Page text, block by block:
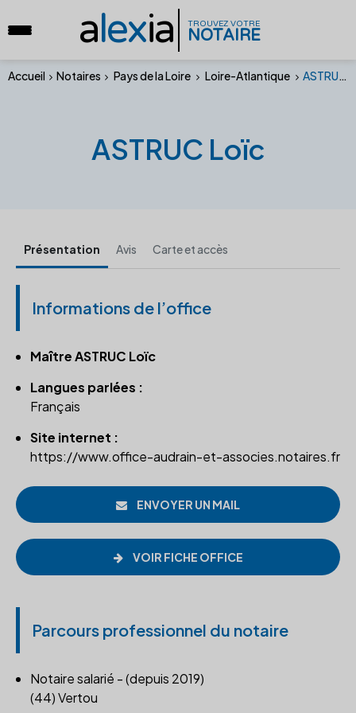
alexia TROUVEZ VOTRE
NOTAIRE
Accueil Notaires Pays de la Loire Loire-Atlantique ASTRUC Loïc
ASTRUC Loïc
Présentation Avis Carte et accès
Informations de l’office
Maître ASTRUC Loïc
Langues parlées :
Français
Site internet :
https://www.office-audrain-et-associes.notaires.fr
ENVOYER UN MAIL
VOIR FICHE OFFICE
Parcours professionnel du notaire
Notaire salarié - (depuis 2019)
(44) Vertou